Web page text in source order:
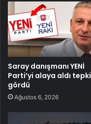
Saray danışmanı YENİ
Parti’yi alaya aldı tepki
gördü
Ağustos 6, 2026